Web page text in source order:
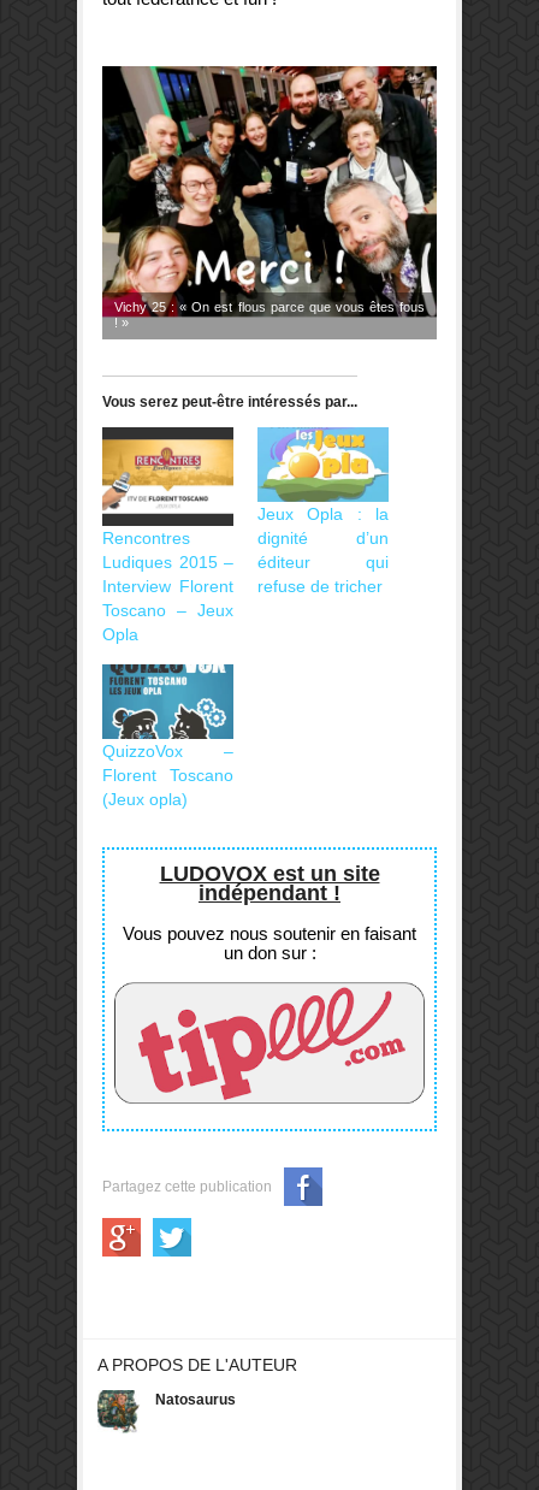
Vichy 25 : « On est flous parce que vous êtes fous
! »
Vous serez peut-être intéressés par...
Rencontres
Ludiques 2015 –
Interview Florent
Toscano – Jeux
Opla
Jeux Opla : la
dignité d’un
éditeur qui
refuse de tricher
QuizzoVox –
Florent Toscano
(Jeux opla)
LUDOVOX est un site
indépendant !
Vous pouvez nous soutenir en faisant
un don sur :
Partagez cette publication
A PROPOS DE L'AUTEUR
Natosaurus